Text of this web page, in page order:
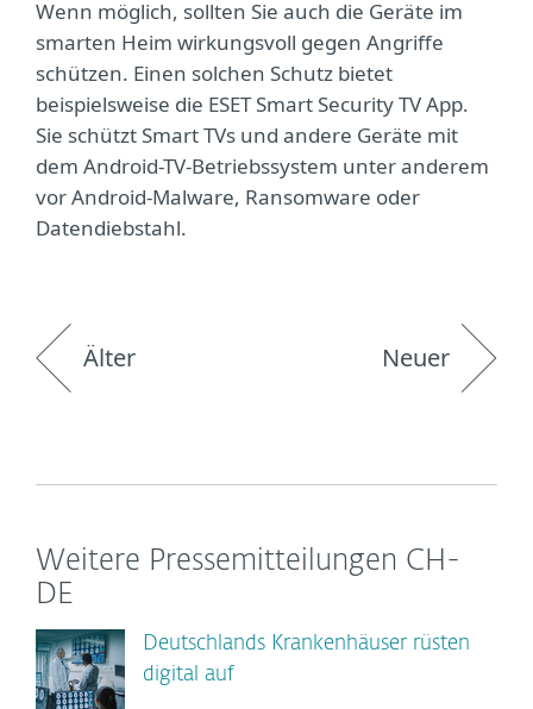
Wenn möglich, sollten Sie auch die Geräte im
smarten Heim wirkungsvoll gegen Angriffe
schützen. Einen solchen Schutz bietet
beispielsweise die ESET Smart Security TV App.
Sie schützt Smart TVs und andere Geräte mit
dem Android-TV-Betriebssystem unter anderem
vor Android-Malware, Ransomware oder
Datendiebstahl.
Älter Neuer
Weitere Pressemitteilungen CH-
DE
Deutschlands Krankenhäuser rüsten
digital auf